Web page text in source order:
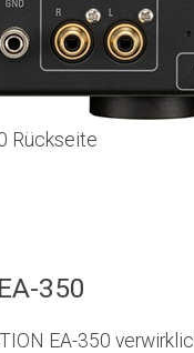
Rückseite
350
EA-350